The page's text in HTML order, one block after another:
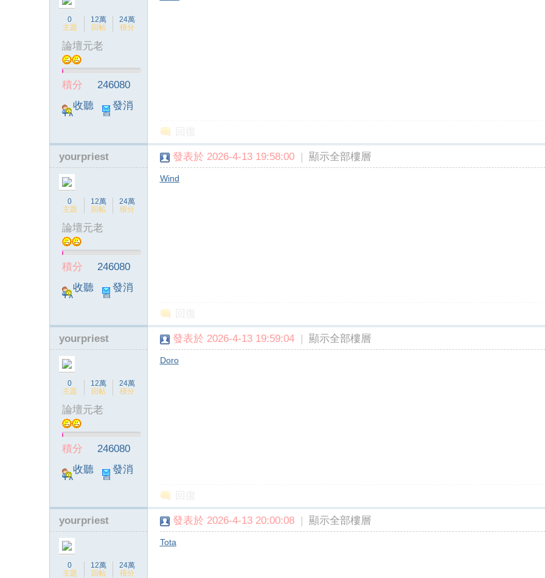
0
主題
12萬
回帖
24萬
積分
論壇元老
積分
246080
收聽
TA
發消
息
yourpriest
0
主題
12萬
回帖
24萬
積分
論壇元老
積分
246080
收聽
TA
發消
息
發表於 2026-4-13 19:58:00 | 顯示全部樓層
Wind
yourpriest
0
主題
12萬
回帖
24萬
積分
論壇元老
積分
246080
收聽
TA
發消
息
發表於 2026-4-13 19:59:04 | 顯示全部樓層
Doro
yourpriest
0
主題
12萬
回帖
24萬
積分
發表於 2026-4-13 20:00:08 | 顯示全部樓層
Tota